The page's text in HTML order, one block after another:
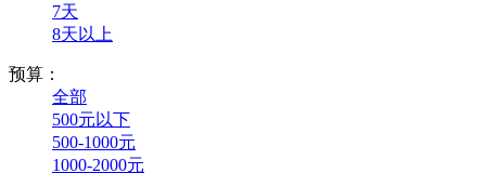
7天
8天以上
预算：
全部
500元以下
500-1000元
1000-2000元